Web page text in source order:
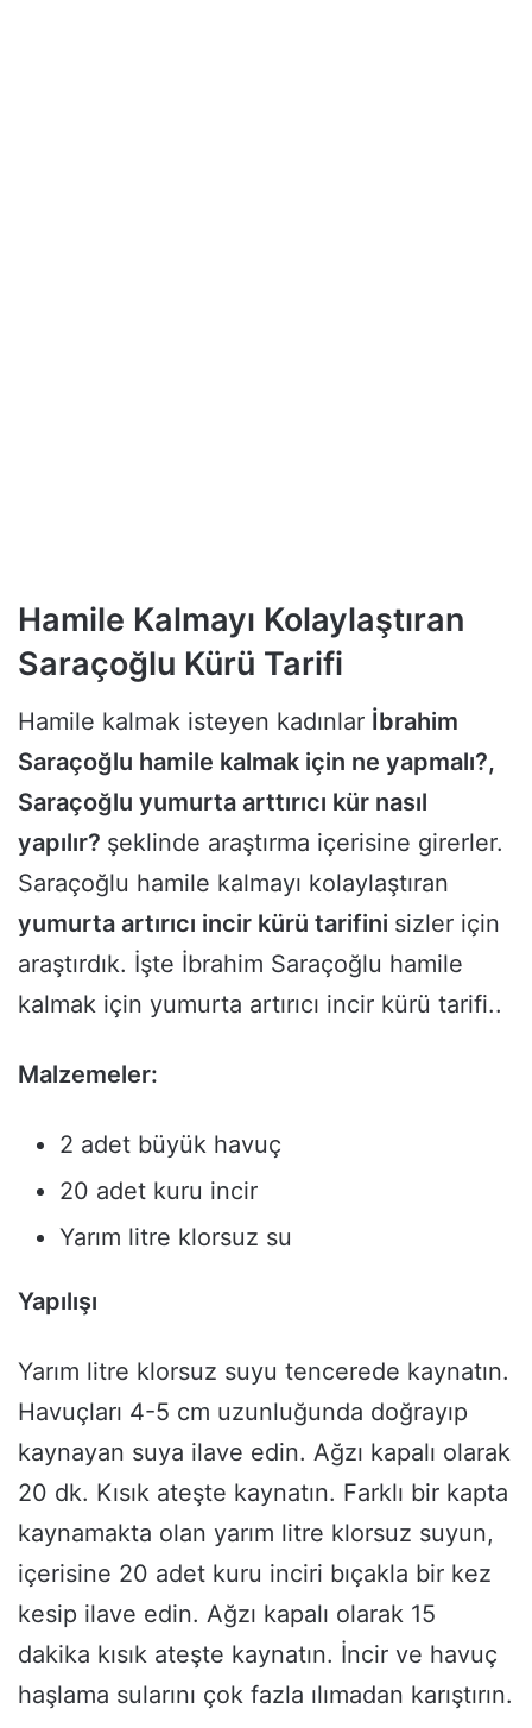
Hamile Kalmayı Kolaylaştıran
Saraçoğlu Kürü Tarifi
Hamile kalmak isteyen kadınlar İbrahim
Saraçoğlu hamile kalmak için ne yapmalı?,
Saraçoğlu yumurta arttırıcı kür nasıl
yapılır? şeklinde araştırma içerisine girerler.
Saraçoğlu hamile kalmayı kolaylaştıran
yumurta artırıcı incir kürü tarifini sizler için
araştırdık. İşte İbrahim Saraçoğlu hamile
kalmak için yumurta artırıcı incir kürü tarifi..
Malzemeler:
2 adet büyük havuç
20 adet kuru incir
Yarım litre klorsuz su
Yapılışı
Yarım litre klorsuz suyu tencerede kaynatın.
Havuçları 4-5 cm uzunluğunda doğrayıp
kaynayan suya ilave edin. Ağzı kapalı olarak
20 dk. Kısık ateşte kaynatın. Farklı bir kapta
kaynamakta olan yarım litre klorsuz suyun,
içerisine 20 adet kuru inciri bıçakla bir kez
kesip ilave edin. Ağzı kapalı olarak 15
dakika kısık ateşte kaynatın. İncir ve havuç
haşlama sularını çok fazla ılımadan karıştırın.